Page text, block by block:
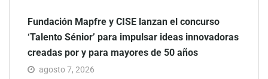
Fundación Mapfre y CISE lanzan el concurso
‘Talento Sénior’ para impulsar ideas innovadoras
creadas por y para mayores de 50 años
agosto 7, 2026